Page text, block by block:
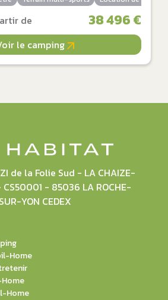
de 38 496 €
le camping
de la Folie Sud - LA CHAIZE-
CS50001 - 85036 LA ROCHE-
SUR-YON CEDEX
Home
Home